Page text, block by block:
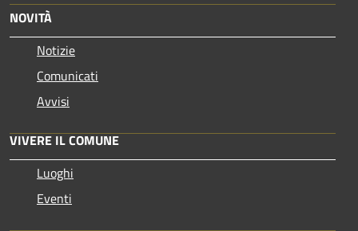
NOVITÀ
Notizie
Comunicati
Avvisi
VIVERE IL COMUNE
Luoghi
Eventi